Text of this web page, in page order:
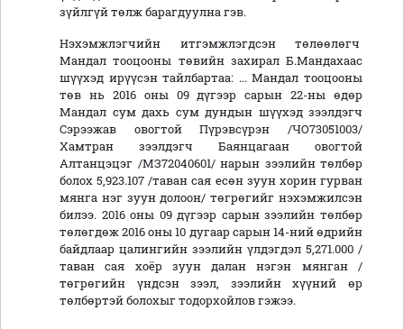
зүйлгүй төлж барагдуулна гэв.
Нэхэмжлэгчийн итгэмжлэгдсэн төлөөлөгч
Мандал тооцооны төвийн захирал Б.Мандахаас
шүүхэд ирүүсэн тайлбартаа: ... Мандал тооцооны
төв нь 2016 оны 09 дүгээр сарын 22-ны өдөр
Мандал сум дахь сум дундын шүүхэд зээлдэгч
Сэрээжав овогтой Пүрэвсүрэн /ЧО73051003/
Хамтран зээлдэгч Баянцагаан овогтой
Алтанцэцэг /МЗ72040601/ нарын зээлийн төлбөр
болох 5,923.107 /таван сая есөн зуун хорин гурван
мянга нэг зуун долоон/ төгрөгийг нэхэмжилсэн
билээ. 2016 оны 09 дүгээр сарын зээлийн төлбөр
төлөгдөж 2016 оны 10 дугаар сарын 14-ний өдрийн
байдлаар цалингийн зээлийн үлдэгдэл 5,271.000 /
таван сая хоёр зуун далан нэгэн мянган /
төгрөгийн үндсэн зээл, зээлийн хүүний өр
төлбөртэй болохыг тодорхойлов гэжээ.